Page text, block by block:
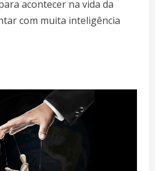
acontecer na vida da
com muita inteligência